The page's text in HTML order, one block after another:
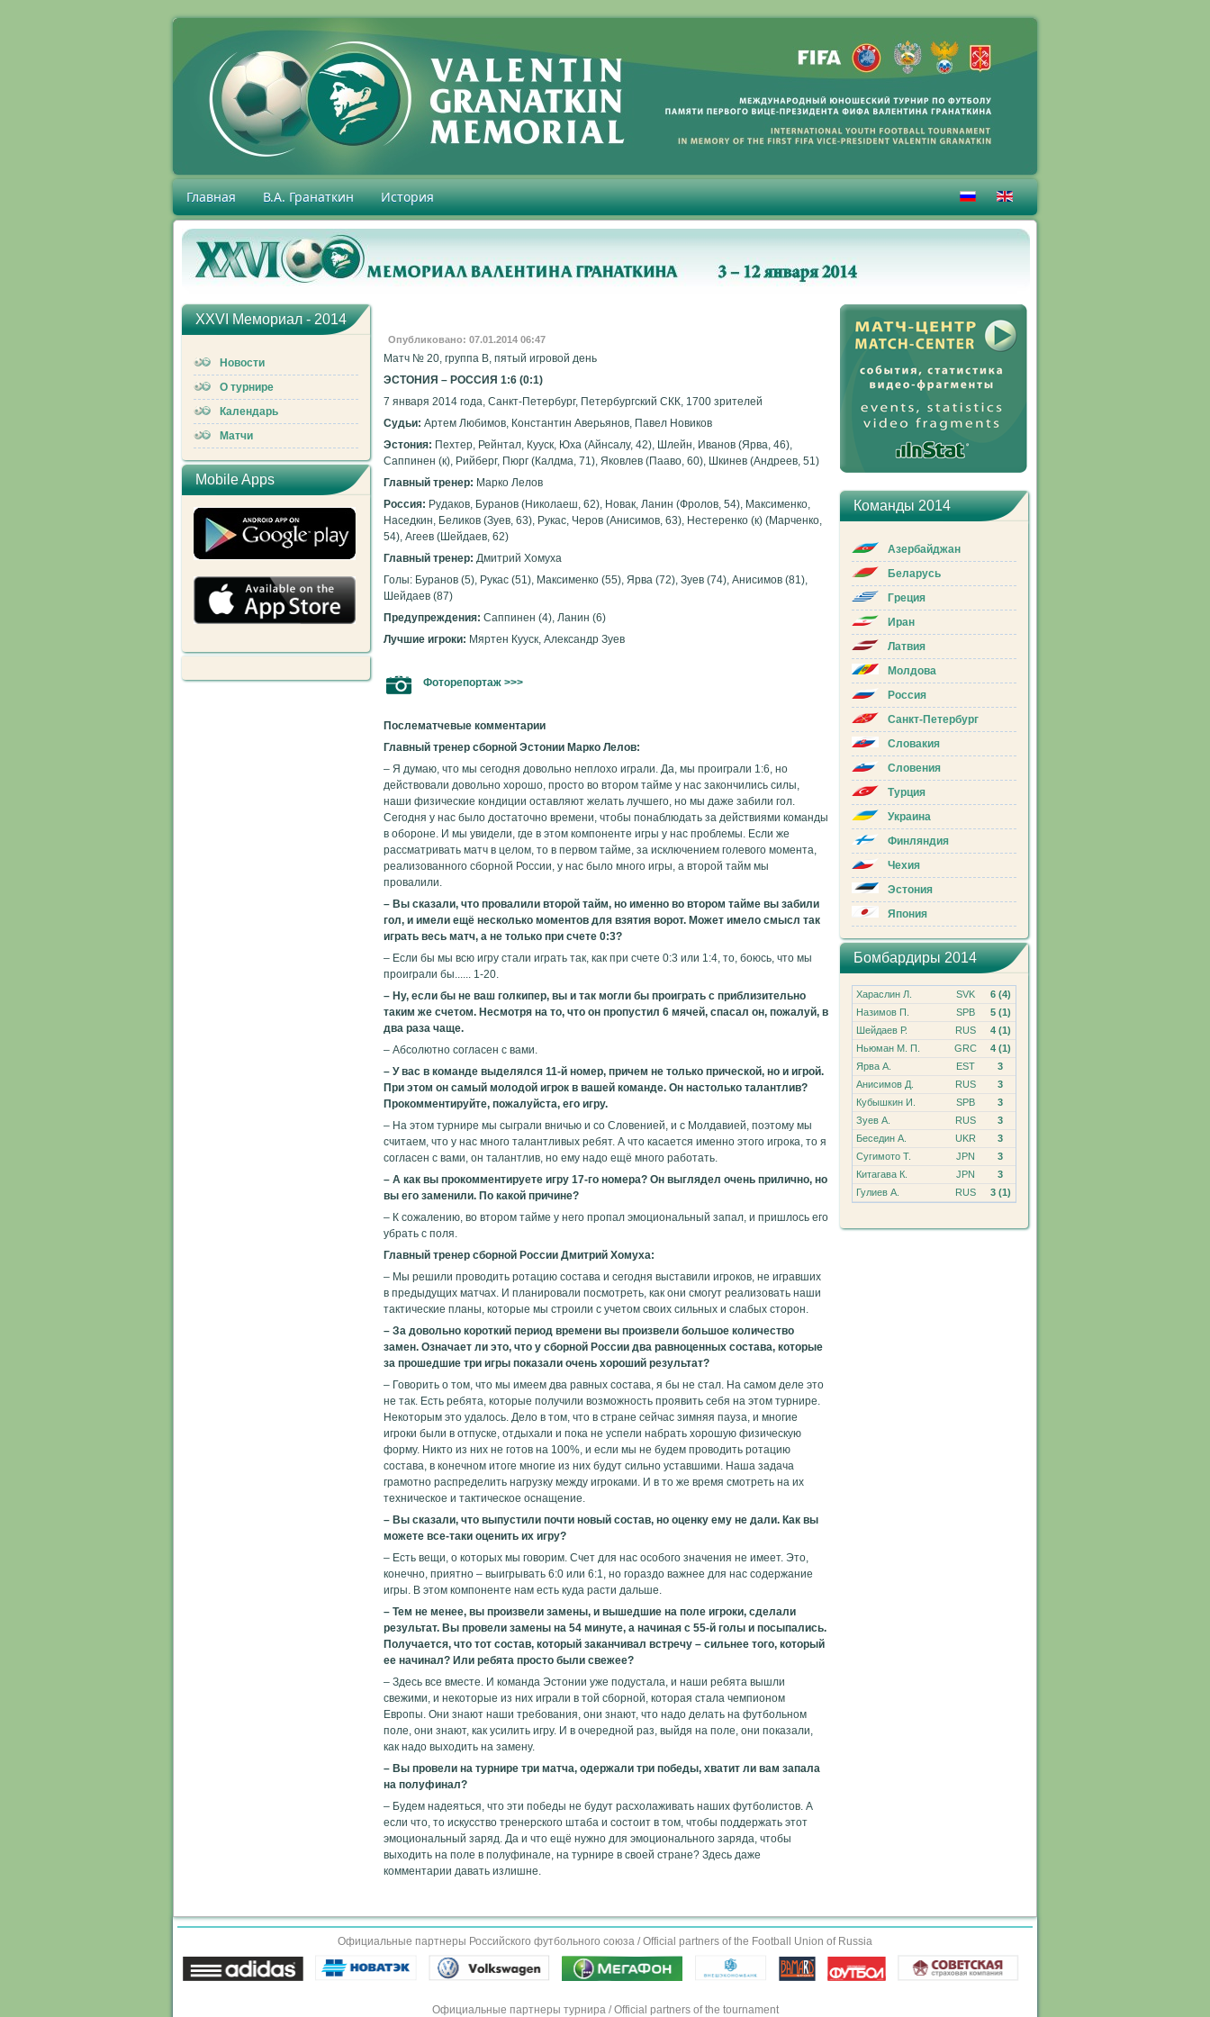
Главная В.А. Гранаткин История
XXVI Мемориал - 2014
Новости
О турнире
Календарь
Матчи
Mobile Apps
Опубликовано: 07.01.2014 06:47
Матч № 20, группа В, пятый игровой день
ЭСТОНИЯ – РОССИЯ 1:6 (0:1)
7 января 2014 года, Санкт-Петербург, Петербургский СКК, 1700 зрителей
Судьи: Артем Любимов, Константин Аверьянов, Павел Новиков
Эстония: Пехтер, Рейнтал, Кууск, Юха (Айнсалу, 42), Шлейн, Иванов (Ярва, 46),
Саппинен (к), Рийберг, Пюрг (Калдма, 71), Яковлев (Пааво, 60), Шкинев (Андреев, 51)
Главный тренер: Марко Лелов
Россия: Рудаков, Буранов (Николаеш, 62), Новак, Ланин (Фролов, 54), Максименко,
Наседкин, Беликов (Зуев, 63), Рукас, Черов (Анисимов, 63), Нестеренко (к) (Марченко,
54), Агеев (Шейдаев, 62)
Главный тренер: Дмитрий Хомуха
Голы: Буранов (5), Рукас (51), Максименко (55), Ярва (72), Зуев (74), Анисимов (81),
Шейдаев (87)
Предупреждения: Саппинен (4), Ланин (6)
Лучшие игроки: Мяртен Кууск, Александр Зуев
Фоторепортаж >>>
Послематчевые комментарии
Главный тренер сборной Эстонии Марко Лелов:
– Я думаю, что мы сегодня довольно неплохо играли. Да, мы проиграли 1:6, но
действовали довольно хорошо, просто во втором тайме у нас закончились силы,
наши физические кондиции оставляют желать лучшего, но мы даже забили гол.
Сегодня у нас было достаточно времени, чтобы понаблюдать за действиями команды
в обороне. И мы увидели, где в этом компоненте игры у нас проблемы. Если же
рассматривать матч в целом, то в первом тайме, за исключением голевого момента,
реализованного сборной России, у нас было много игры, а второй тайм мы
провалили.
– Вы сказали, что провалили второй тайм, но именно во втором тайме вы забили
гол, и имели ещё несколько моментов для взятия ворот. Может имело смысл так
играть весь матч, а не только при счете 0:3?
– Если бы мы всю игру стали играть так, как при счете 0:3 или 1:4, то, боюсь, что мы
проиграли бы...... 1-20.
– Ну, если бы не ваш голкипер, вы и так могли бы проиграть с приблизительно
таким же счетом. Несмотря на то, что он пропустил 6 мячей, спасал он, пожалуй, в
два раза чаще.
– Абсолютно согласен с вами.
– У вас в команде выделялся 11-й номер, причем не только прической, но и игрой.
При этом он самый молодой игрок в вашей команде. Он настолько талантлив?
Прокомментируйте, пожалуйста, его игру.
– На этом турнире мы сыграли вничью и со Словенией, и с Молдавией, поэтому мы
считаем, что у нас много талантливых ребят. А что касается именно этого игрока, то я
согласен с вами, он талантлив, но ему надо ещё много работать.
– А как вы прокомментируете игру 17-го номера? Он выглядел очень прилично, но
вы его заменили. По какой причине?
– К сожалению, во втором тайме у него пропал эмоциональный запал, и пришлось его
убрать с поля.
Главный тренер сборной России Дмитрий Хомуха:
– Мы решили проводить ротацию состава и сегодня выставили игроков, не игравших
в предыдущих матчах. И планировали посмотреть, как они смогут реализовать наши
тактические планы, которые мы строили с учетом своих сильных и слабых сторон.
– За довольно короткий период времени вы произвели большое количество
замен. Означает ли это, что у сборной России два равноценных состава, которые
за прошедшие три игры показали очень хороший результат?
– Говорить о том, что мы имеем два равных состава, я бы не стал. На самом деле это
не так. Есть ребята, которые получили возможность проявить себя на этом турнире.
Некоторым это удалось. Дело в том, что в стране сейчас зимняя пауза, и многие
игроки были в отпуске, отдыхали и пока не успели набрать хорошую физическую
форму. Никто из них не готов на 100%, и если мы не будем проводить ротацию
состава, в конечном итоге многие из них будут сильно уставшими. Наша задача
грамотно распределить нагрузку между игроками. И в то же время смотреть на их
техническое и тактическое оснащение.
– Вы сказали, что выпустили почти новый состав, но оценку ему не дали. Как вы
можете все-таки оценить их игру?
– Есть вещи, о которых мы говорим. Счет для нас особого значения не имеет. Это,
конечно, приятно – выигрывать 6:0 или 6:1, но гораздо важнее для нас содержание
игры. В этом компоненте нам есть куда расти дальше.
– Тем не менее, вы произвели замены, и вышедшие на поле игроки, сделали
результат. Вы провели замены на 54 минуте, а начиная с 55-й голы и посыпались.
Получается, что тот состав, который заканчивал встречу – сильнее того, который
ее начинал? Или ребята просто были свежее?
– Здесь все вместе. И команда Эстонии уже подустала, и наши ребята вышли
свежими, и некоторые из них играли в той сборной, которая стала чемпионом
Европы. Они знают наши требования, они знают, что надо делать на футбольном
поле, они знают, как усилить игру. И в очередной раз, выйдя на поле, они показали,
как надо выходить на замену.
– Вы провели на турнире три матча, одержали три победы, хватит ли вам запала
на полуфинал?
– Будем надеяться, что эти победы не будут расхолаживать наших футболистов. А
если что, то искусство тренерского штаба и состоит в том, чтобы поддержать этот
эмоциональный заряд. Да и что ещё нужно для эмоционального заряда, чтобы
выходить на поле в полуфинале, на турнире в своей стране? Здесь даже
комментарии давать излишне.
Команды 2014
Азербайджан
Беларусь
Греция
Иран
Латвия
Молдова
Россия
Санкт-Петербург
Словакия
Словения
Турция
Украина
Финляндия
Чехия
Эстония
Япония
Бомбардиры 2014
Хараслин Л. SVK
6 (4)
Назимов П.
SPB
5 (1)
Шейдаев Р.
RUS
4 (1)
Ньюман М. П.
GRC
4 (1)
Ярва А.
EST
3
Анисимов Д.
RUS
3
Кубышкин И.
SPB
3
Зуев А.
RUS
3
Беседин А.
UKR
3
Сугимото Т.
JPN
3
Китагава К.
JPN
3
Гулиев А.
RUS 3 (1)
Официальные партнеры Российского футбольного союза / Official partners of the Football Union of Russia
Официальные партнеры турнира / Official partners of the tournament